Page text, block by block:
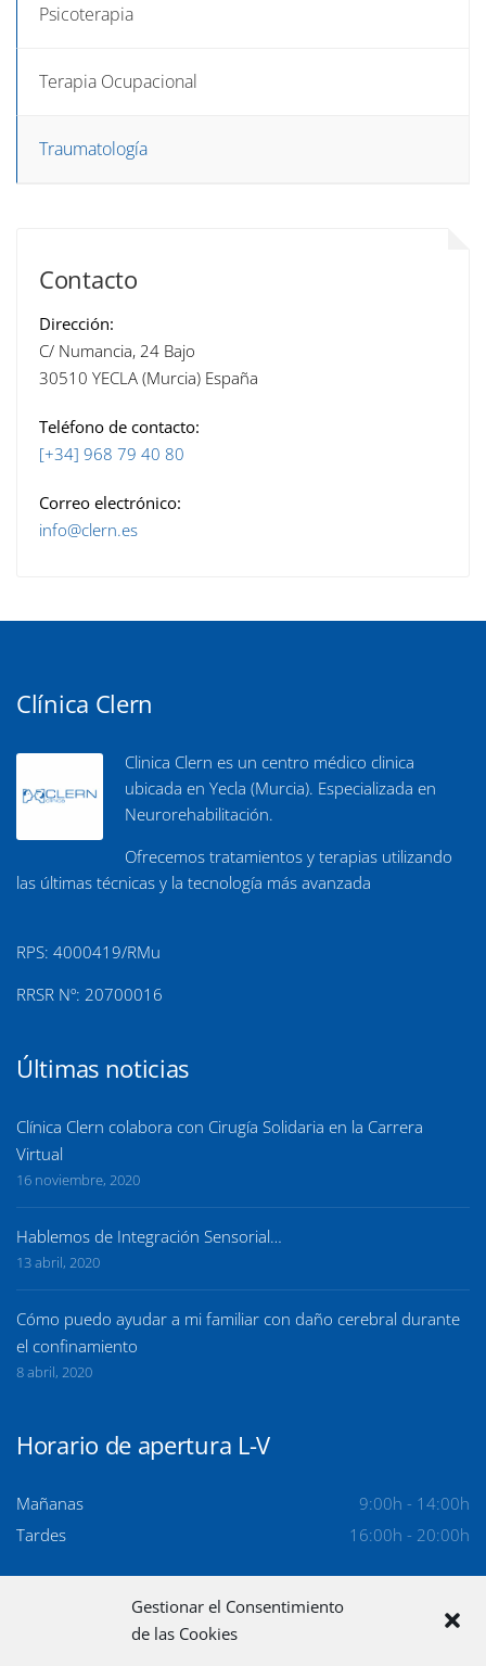
Gestionar el Consentimiento
de las Cookies
Psicoterapia
Terapia Ocupacional
Traumatología
Contacto
Dirección:
C/ Numancia, 24 Bajo
30510 YECLA (Murcia) España
Teléfono de contacto:
[+34] 968 79 40 80
Correo electrónico:
info@clern.es
Clínica Clern
Clinica Clern es un centro médico clinica
ubicada en Yecla (Murcia). Especializada en
Neurorehabilitación.
Ofrecemos tratamientos y terapias utilizando
las últimas técnicas y la tecnología más avanzada
RPS: 4000419/RMu
RRSR Nº: 20700016
Últimas noticias
Clínica Clern colabora con Cirugía Solidaria en la Carrera
Virtual
16 noviembre, 2020
Hablemos de Integración Sensorial…
13 abril, 2020
Cómo puedo ayudar a mi familiar con daño cerebral durante
el confinamiento
8 abril, 2020
Horario de apertura L-V
Mañanas
9:00h - 14:00h
Tardes
16:00h - 20:00h